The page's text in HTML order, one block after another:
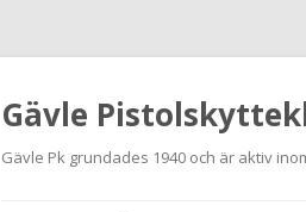
Gävle
Gävle Pk grundades 1940 och är aktiv